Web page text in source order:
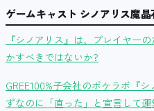
ゲームキャスト シノアリス魔
『シノアリス』は、プレイヤー
かすべきではないか?
GREE100%子会社のポケラボ『
ずなのに「直った」と宣言して